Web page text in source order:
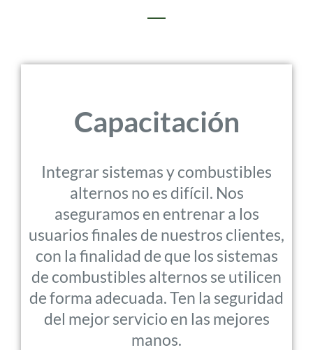
Capacitación
Integrar sistemas y combustibles
alternos no es difícil. Nos
aseguramos en entrenar a los
usuarios finales de nuestros clientes,
con la finalidad de que los sistemas
de combustibles alternos se utilicen
de forma adecuada. Ten la seguridad
del mejor servicio en las mejores
manos.